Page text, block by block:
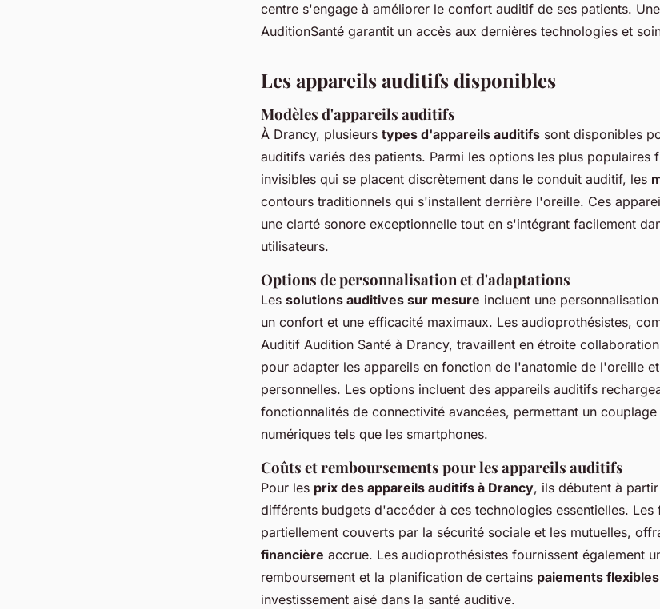
centre s'engage à améliorer le confort auditif de ses patients.
AuditionSanté garantit un accès aux dernières technologies et
Les appareils auditifs disponibles
Modèles d'appareils auditifs
À Drancy, plusieurs types d'appareils auditifs sont disponibles
auditifs variés des patients. Parmi les options les plus populaires
invisibles qui se placent discrètement dans le conduit auditif, les
contours traditionnels qui s'installent derrière l'oreille. Ces
une clarté sonore exceptionnelle tout en s'intégrant facilement
utilisateurs.
Options de personnalisation et d'adaptations
Les solutions auditives sur mesure incluent une
un confort et une efficacité maximaux. Les audioprothésistes,
Auditif Audition Santé à Drancy, travaillent en étroite
pour adapter les appareils en fonction de l'anatomie de l'oreille
personnelles. Les options incluent des appareils auditifs
fonctionnalités de connectivité avancées, permettant un
numériques tels que les smartphones.
Coûts et remboursements pour les appareils auditifs
Pour les prix des appareils auditifs à Drancy, ils débutent à
différents budgets d'accéder à ces technologies essentielles. Les
partiellement couverts par la sécurité sociale et les mutuelles,
financière accrue. Les audioprothésistes fournissent également
remboursement et la planification de certains paiements flexibles
investissement aisé dans la santé auditive.